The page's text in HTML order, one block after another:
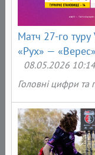
Матч 27-го туру
«Рух» —
08.05.2026 10:14
Головні цифри та